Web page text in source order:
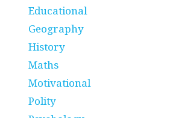
Educational
Geography
History
Maths
Motivational
Polity